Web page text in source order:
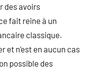
des avoirs
fait reine à un
classique.
n’est en aucun cas
possible des